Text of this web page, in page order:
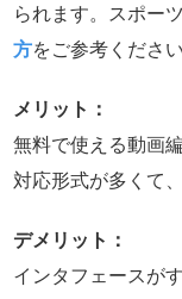
られます。スポー
方をご参考ください
メリット：
無料で使える動画
対応形式が多くて
デメリット：
インタフェースが